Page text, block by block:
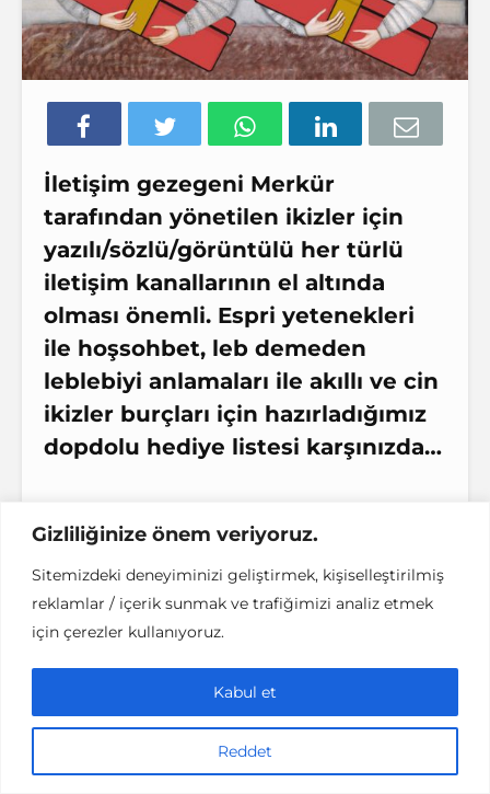
Gizliliğinize önem veriyoruz.
Sitemizdeki deneyiminizi geliştirmek, kişiselleştirilmiş
reklamlar / içerik sunmak ve trafiğimizi analiz etmek
için çerezler kullanıyoruz.
Reddet
Kabul et
İletişim gezegeni Merkür
tarafından yönetilen ikizler için
yazılı/sözlü/görüntülü her türlü
iletişim kanallarının el altında
olması önemli. Espri yetenekleri
ile hoşsohbet, leb demeden
leblebiyi anlamaları ile akıllı ve cin
ikizler burçları için hazırladığımız
dopdolu hediye listesi karşınızda…
İkizler için yanlarında
taşıyabilecekleri elektronik
alet edevatlar mükemmel
hediye olacaktır